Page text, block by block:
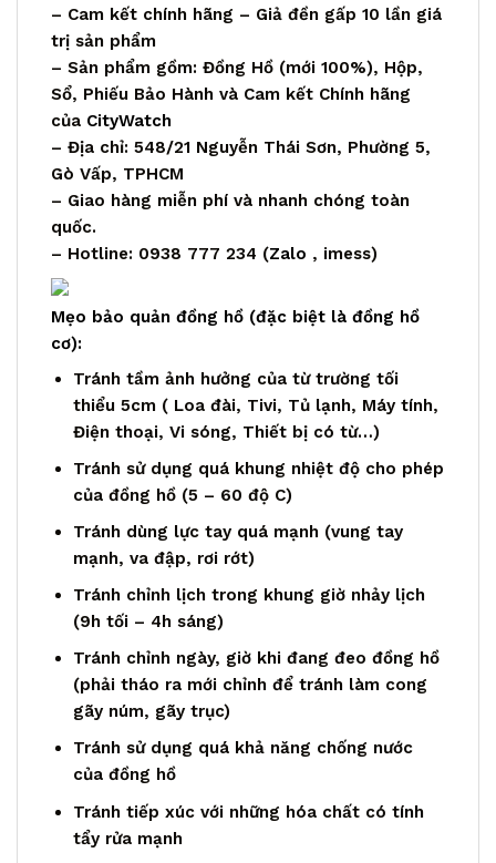
– Cam kết chính hãng – Giả đền gấp 10 lần giá
trị sản phẩm
– Sản phẩm gồm: Đồng Hồ (mới 100%), Hộp,
Sổ, Phiếu Bảo Hành và Cam kết Chính hãng
của CityWatch
– Địa chỉ: 548/21 Nguyễn Thái Sơn, Phường 5,
Gò Vấp, TPHCM
– Giao hàng miễn phí và nhanh chóng toàn
quốc.
– Hotline: 0938 777 234 (Zalo , imess)
Mẹo bảo quản đồng hồ (đặc biệt là đồng hồ
cơ):
Tránh tầm ảnh hưởng của từ trường tối
thiểu 5cm ( Loa đài, Tivi, Tủ lạnh, Máy tính,
Điện thoại, Vi sóng, Thiết bị có từ…)
Tránh sử dụng quá khung nhiệt độ cho phép
của đồng hồ (5 – 60 độ C)
Tránh dùng lực tay quá mạnh (vung tay
mạnh, va đập, rơi rớt)
Tránh chỉnh lịch trong khung giờ nhảy lịch
(9h tối – 4h sáng)
Tránh chỉnh ngày, giờ khi đang đeo đồng hồ
(phải tháo ra mới chỉnh để tránh làm cong
gãy núm, gãy trục)
Tránh sử dụng quá khả năng chống nước
của đồng hồ
Tránh tiếp xúc với những hóa chất có tính
tẩy rửa mạnh